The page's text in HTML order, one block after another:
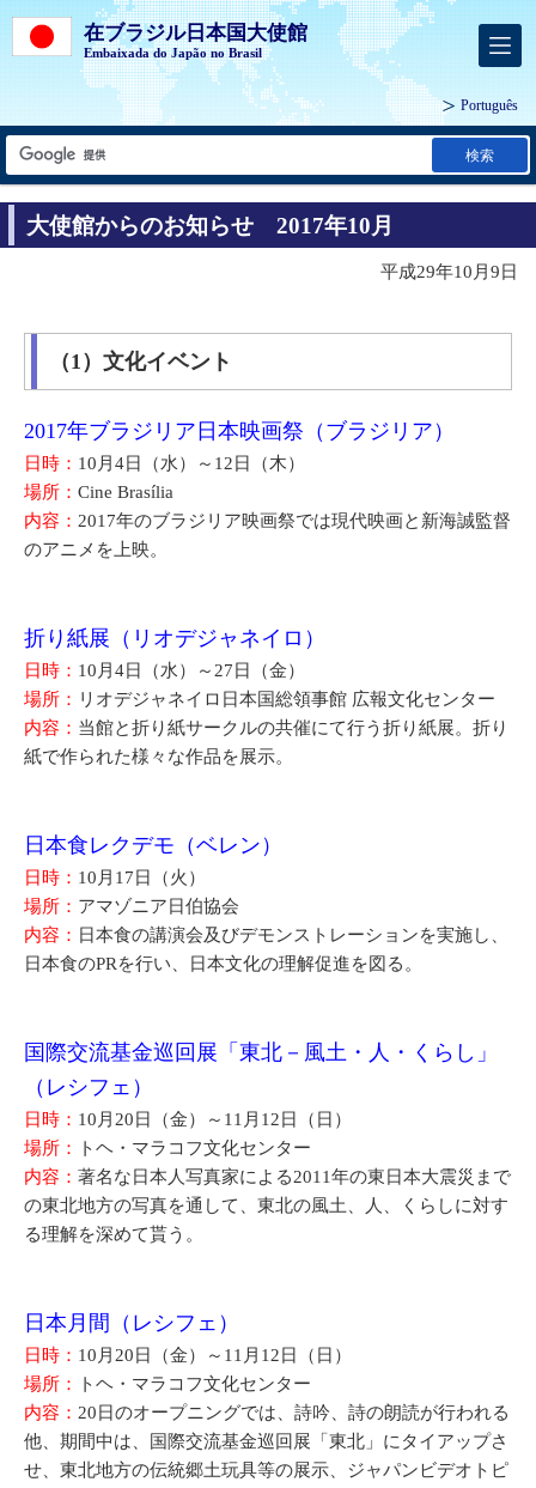
在ブラジル日本国大使館
Embaixada do Japão no Brasil
Português
検索
大使館からのお知らせ 2017年10月
平成29年10月9日
（1）文化イベント
2017年ブラジリア日本映画祭（ブラジリア）
日時： 10月4日（水）～12日（木）
場所： Cine Brasília
内容： 2017年のブラジリア映画祭では現代映画と新海誠監督
のアニメを上映。
折り紙展（リオデジャネイロ）
日時： 10月4日（水）～27日（金）
場所： リオデジャネイロ日本国総領事館 広報文化センター
内容： 当館と折り紙サークルの共催にて行う折り紙展。折り
紙で作られた様々な作品を展示。
日本食レクデモ（ベレン）
日時： 10月17日（火）
場所： アマゾニア日伯協会
内容： 日本食の講演会及びデモンストレーションを実施し、
日本食のPRを行い、日本文化の理解促進を図る。
国際交流基金巡回展「東北－風土・人・くらし」
（レシフェ）
日時： 10月20日（金）～11月12日（日）
場所：
トヘ・マラコフ文化センター
内容： 著名な日本人写真家による2011年の東日本大震災まで
の東北地方の写真を通して、東北の風土、人、くらしに対す
る理解を深めて貰う。
日本月間（レシフェ）
日時： 10月20日（金）～11月12日（日）
場所：
トヘ・マラコフ文化センター
内容： 20日のオープニングでは、詩吟、詩の朗読が行われる
他、期間中は、国際交流基金巡回展「東北」にタイアップさ
せ、東北地方の伝統郷土玩具等の展示、ジャパンビデオトピ